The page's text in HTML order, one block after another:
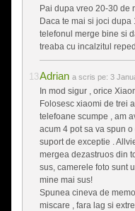
Pai dupa vreo 20-30 de
Daca te mai si joci dupa
telefonul merge bine si
treaba cu incalzitul
Adrian a scris pe: 3
In mod sigur , orice
Folosesc xiaomi de trei
telefoane scumpe , am
acum 4 pot sa va spun
suport de exceptie .
mergea dezastruos din
sus, camerele foto sunt
mine mai sus!
Spunea cineva de
miscare , fara lag si